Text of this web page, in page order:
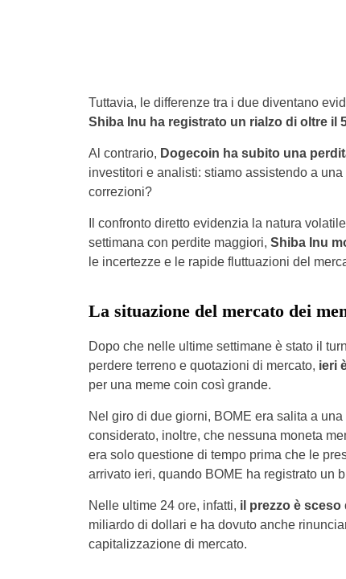
Tuttavia, le differenze tra i due diventano
Shiba Inu ha registrato un rialzo di oltre il
Al contrario, Dogecoin ha subito una
investitori e analisti: stiamo assistendo a
correzioni?
Il confronto diretto evidenzia la natura
settimana con perdite maggiori, Shiba Inu
le incertezze e le rapide fluttuazioni del
La situazione del mercato dei
Dopo che nelle ultime settimane è stato il
perdere terreno e quotazioni di mercato, ieri
per una meme coin così grande.
Nel giro di due giorni, BOME era salita a una
considerato, inoltre, che nessuna moneta
era solo questione di tempo prima che le
arrivato ieri, quando BOME ha registrato un
Nelle ultime 24 ore, infatti, il prezzo è sceso
miliardo di dollari e ha dovuto anche
capitalizzazione di mercato.